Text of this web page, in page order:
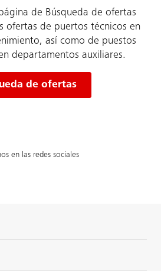
de Búsqueda de ofertas
ofertas de puertos técnicos en
así como de puestos
departamentos auxiliares.
de ofertas
en las redes sociales